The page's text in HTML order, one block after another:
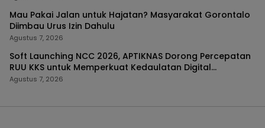
Mau Pakai Jalan untuk Hajatan? Masyarakat Gorontalo
Diimbau Urus Izin Dahulu
Agustus 7, 2026
Soft Launching NCC 2026, APTIKNAS Dorong Percepatan
RUU KKS untuk Memperkuat Kedaulatan Digital
Indonesia
Agustus 7, 2026